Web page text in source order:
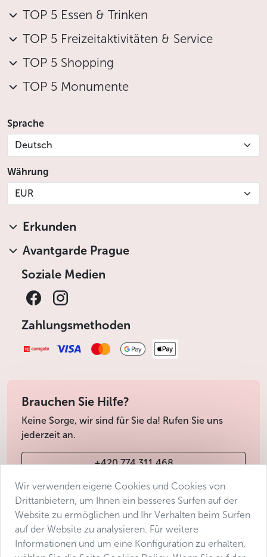
TOP 5 Essen & Trinken
TOP 5 Freizeitaktivitäten & Service
TOP 5 Shopping
TOP 5 Monumente
Sprache
Deutsch
Währung
EUR
Erkunden
Avantgarde Prague
Soziale Medien
Zahlungsmethoden
Brauchen Sie Hilfe?
Keine Sorge, wir sind für Sie da! Rufen Sie uns
jederzeit an.
+420 774 311 468
info@avantgarde-prague.cz
Geschäftsbedingungen
Datenschutz
Wir verwenden eigene Cookies und Cookies von
Drittanbietern, um Ihnen ein besseres Surfen auf der
Website zu ermöglichen und Ihr Verhalten beim Surfen
auf der Website zu analysieren. Für weitere
Informationen und um eine Konfiguration zu erhalten,